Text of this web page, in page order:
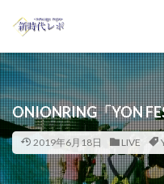
ONIONRING「YON
2019年6月18日 LIVE